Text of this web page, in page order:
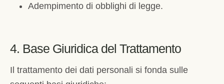
Adempimento di obblighi di legge.
4. Base Giuridica del Trattamento
Il trattamento dei dati personali si fonda sulle